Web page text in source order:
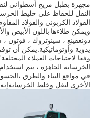
مجهزة بطبل مزيج أسطواني
النقل للحفاظ على خليط
ويمكن طلاءها باللون الأبيض
دونغفينغ ، سينوتروك ، فوتون
يدوية وأوتوماتيكية.يمكن أن توفر
وفقا لاحتياجات العملاء
الخرسانة الجاهزة ، يتم
في مواقع البناء والطرق
الأخرى لنقل وخلط الخرسانةإنه